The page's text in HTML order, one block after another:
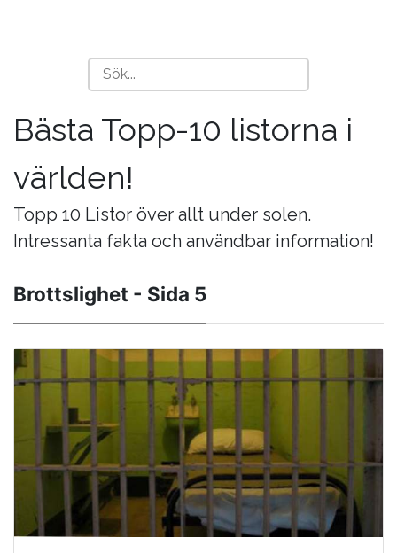
Bästa Topp-10 listorna i
världen!
Topp 10 Listor över allt under solen.
Intressanta fakta och användbar information!
Brottslighet - Sida 5